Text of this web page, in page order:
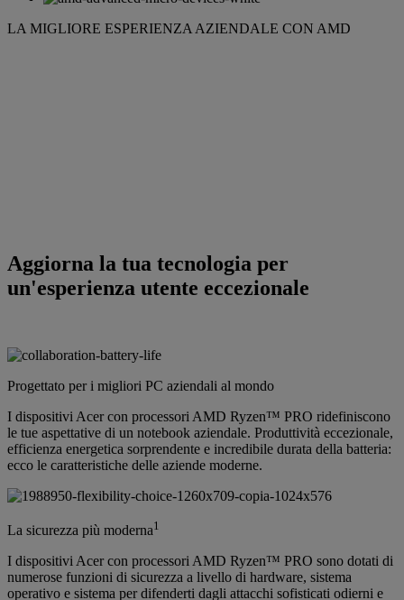
LA MIGLIORE ESPERIENZA AZIENDALE CON AMD
Aggiorna la tua tecnologia per
un'esperienza utente eccezionale
Progettato per i migliori PC aziendali al mondo
I dispositivi Acer con processori AMD Ryzen™ PRO ridefiniscono
le tue aspettative di un notebook aziendale. Produttività eccezionale,
efficienza energetica sorprendente e incredibile durata della batteria:
ecco le caratteristiche delle aziende moderne.
La sicurezza più moderna1
I dispositivi Acer con processori AMD Ryzen™ PRO sono dotati di
numerose funzioni di sicurezza a livello di hardware, sistema
operativo e sistema per difenderti dagli attacchi sofisticati odierni e